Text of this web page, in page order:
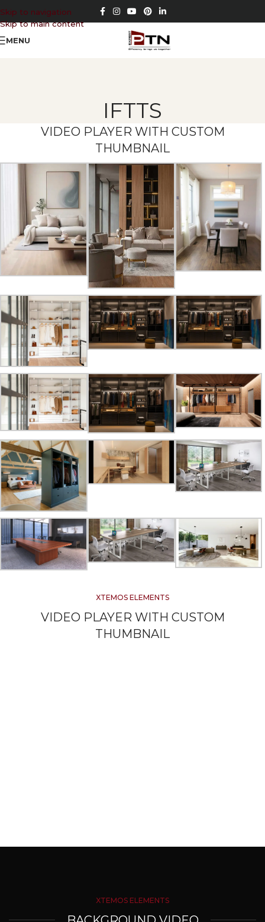
Skip to navigation
Skip to main content
MENU
IFTTS
VIDEO PLAYER WITH CUSTOM
THUMBNAIL
XTEMOS ELEMENTS
VIDEO PLAYER WITH CUSTOM
THUMBNAIL
XTEMOS ELEMENTS